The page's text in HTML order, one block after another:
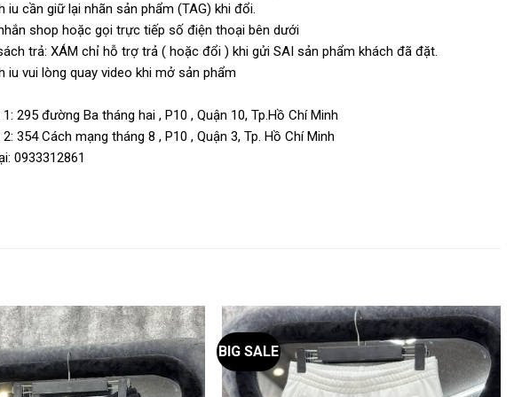
iu cần giữ lại nhãn sản phẩm (TAG) khi đổi.
shop hoặc gọi trực tiếp số điện thoại bên dưới
trả: XÁM chỉ hỗ trợ trả ( hoặc đổi ) khi gửi SAI sản phẩm khách đã đặt.
iu vui lòng quay video khi mở sản phẩm
295 đường Ba tháng hai , P10 , Quận 10, Tp.Hồ Chí Minh
354 Cách mạng tháng 8 , P10 , Quận 3, Tp. Hồ Chí Minh
0933312861
BIG SALE